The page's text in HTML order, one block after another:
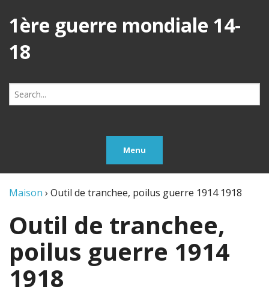
1ère guerre mondiale 14-
18
Search
for:
Menu
Maison › Outil de tranchee, poilus guerre 1914 1918
Outil de tranchee,
poilus guerre 1914
1918